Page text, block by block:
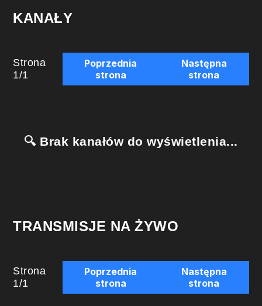
KANAŁY
Strona
1/1
Poprzednia
strona
Następna
strona
🔍 Brak kanałów do wyświetlenia...
TRANSMISJE NA ŻYWO
Strona
1/1
Poprzednia
strona
Następna
strona